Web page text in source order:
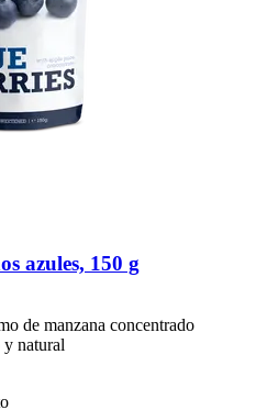
azules, 150 g
de manzana concentrado
natural